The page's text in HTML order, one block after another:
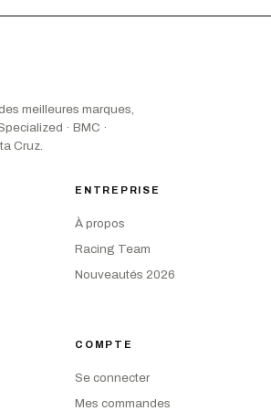
meilleures marques,
· BMC ·
Cruz.
ENTREPRISE
À propos
Racing Team
Nouveautés 2026
COMPTE
Se connecter
Mes commandes